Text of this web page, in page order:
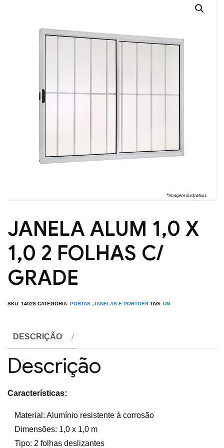
JANELA ALUM 1,0 X
1,0 2 FOLHAS C/
GRADE
SKU: 14028 CATEGORIA: PORTAS ,JANELAS E PORTOES TAG: UN
DESCRIÇÃO
Descrição
Características:
Material: Alumínio resistente à corrosão
Dimensões: 1,0 x 1,0 m
Tipo: 2 folhas deslizantes